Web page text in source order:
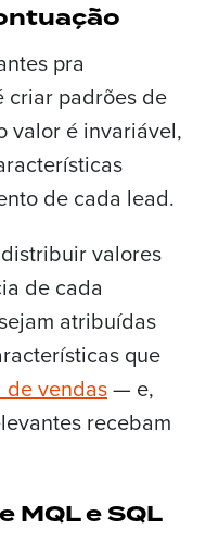
pra
criar padrões de
valor é invariável,
de cada lead.
valores
de cada
atribuídas
que
de vendas— e,
recebam
MQL e SQL